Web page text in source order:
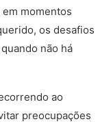
momentos
os desafios
não há
ao
preocupações